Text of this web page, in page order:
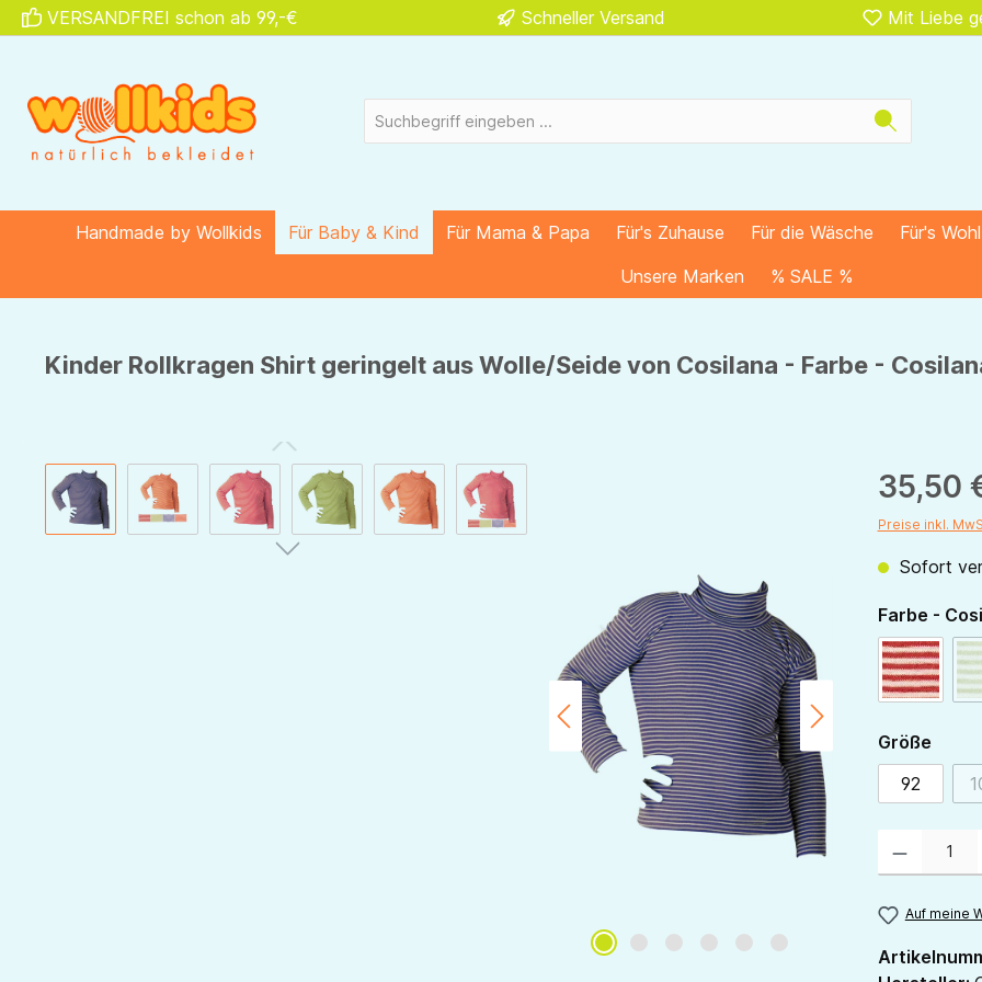
Zur Hauptnavigation springen
VERSANDFREI schon ab 99,-€ Schneller Versand Mit Liebe
Handmade by Wollkids Für Baby & Kind Für Mama & Papa Für's Zuhause Für die Wäsche Für's
Unsere Marken
% SALE %
Kinder Rollkragen Shirt geringelt aus Wolle/Seide von Cosilana - Farbe -
Bildergalerie überspringen 35,50
Preise inkl.
Sofort
Farbe -
rot-natur
Größe
92
Auf meine